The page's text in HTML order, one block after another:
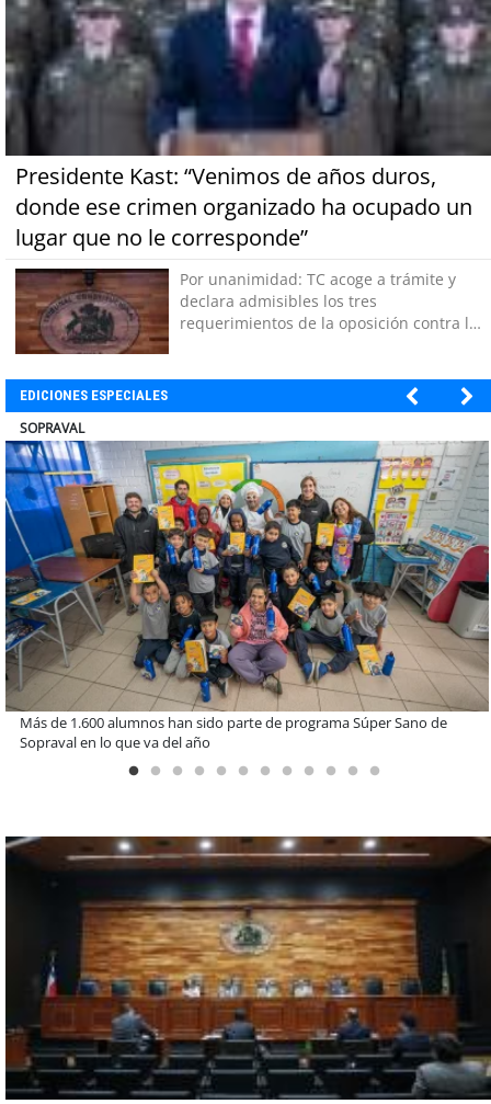
Presidente Kast: “Venimos de años duros,
donde ese crimen organizado ha ocupado un
lugar que no le corresponde”
Por unanimidad: TC acoge a trámite y
declara admisibles los tres
requerimientos de la oposición contra la
EDICIONES ESPECIALES
ULTRAPORT
Miguel Palacios asume la presidencia de Magallanes Puerto
Sostenible con foco en la vinculación ciudadana